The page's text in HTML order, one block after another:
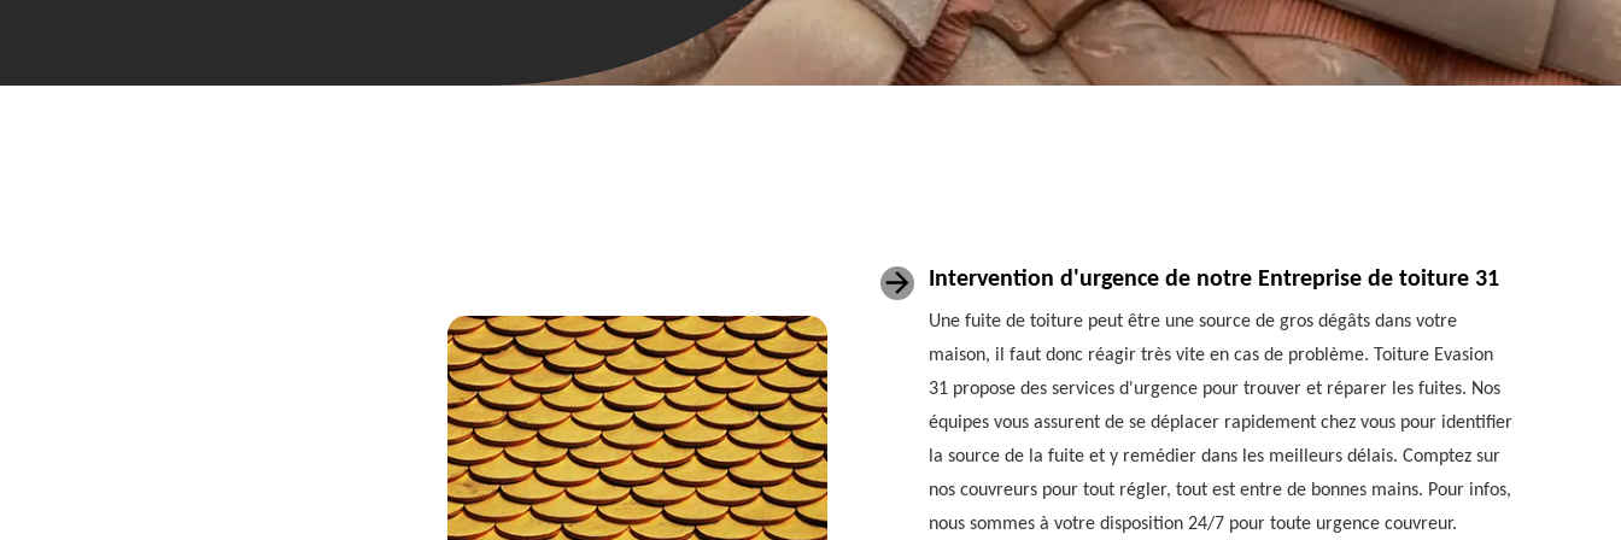
Intervention d'urgence de notre Entreprise de toiture 31
Une fuite de toiture peut être une source de gros dégâts dans votre
maison, il faut donc réagir très vite en cas de problème. Toiture Evasion
31 propose des services d'urgence pour trouver et réparer les fuites. Nos
équipes vous assurent de se déplacer rapidement chez vous pour identifier
la source de la fuite et y remédier dans les meilleurs délais. Comptez sur
nos couvreurs pour tout régler, tout est entre de bonnes mains. Pour infos,
nous sommes à votre disposition 24/7 pour toute urgence couvreur.